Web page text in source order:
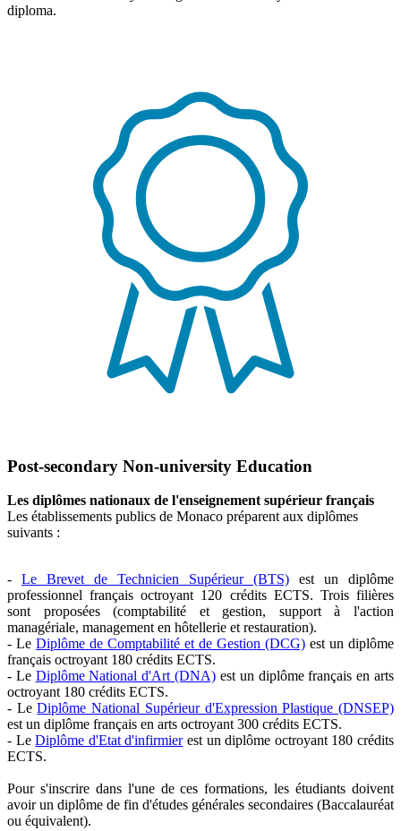
diploma.
Post-secondary Non-university Education
Les diplômes nationaux de l'enseignement supérieur français
Les établissements publics de Monaco préparent aux diplômes
suivants :
- Le Brevet de Technicien Supérieur (BTS) est un diplôme
professionnel français octroyant 120 crédits ECTS. Trois filières
sont proposées (comptabilité et gestion, support à l'action
managériale, management en hôtellerie et restauration).
- Le Diplôme de Comptabilité et de Gestion (DCG) est un diplôme
français octroyant 180 crédits ECTS.
- Le Diplôme National d'Art (DNA) est un diplôme français en arts
octroyant 180 crédits ECTS.
- LeDiplôme National Supérieur d'Expression Plastique (DNSEP)
est un diplôme français en arts octroyant 300 crédits ECTS.
- LeDiplôme d'Etat d'infirmierest un diplôme octroyant 180 crédits
ECTS.
Pour s'inscrire dans l'une de ces formations, les étudiants doivent
avoir un diplôme de fin d'études générales secondaires (Baccalauréat
ou équivalent).